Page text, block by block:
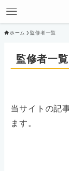
ホーム 監修者一覧
監修者一覧
当サイトの記
ます。